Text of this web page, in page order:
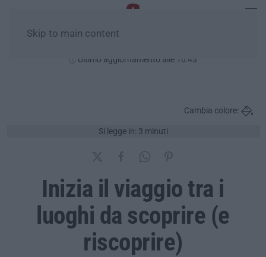
Skip to main content
Ultimo aggiornamento alle 10:43
Si legge in: 3 minuti
Cambia colore:
Inizia il viaggio tra i
luoghi da scoprire (e
riscoprire)